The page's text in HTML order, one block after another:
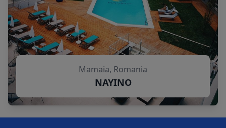
Mamaia, Romania
NAYINO